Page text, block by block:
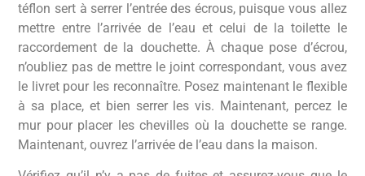
téflon sert à serrer l’entrée des écrous, puisque vous allez
mettre entre l’arrivée de l’eau et celui de la toilette le
raccordement de la douchette. À chaque pose d’écrou,
n’oubliez pas de mettre le joint correspondant, vous avez
le livret pour les reconnaître. Posez maintenant le flexible
à sa place, et bien serrer les vis. Maintenant, percez le
mur pour placer les chevilles où la douchette se range.
Maintenant, ouvrez l’arrivée de l’eau dans la maison.